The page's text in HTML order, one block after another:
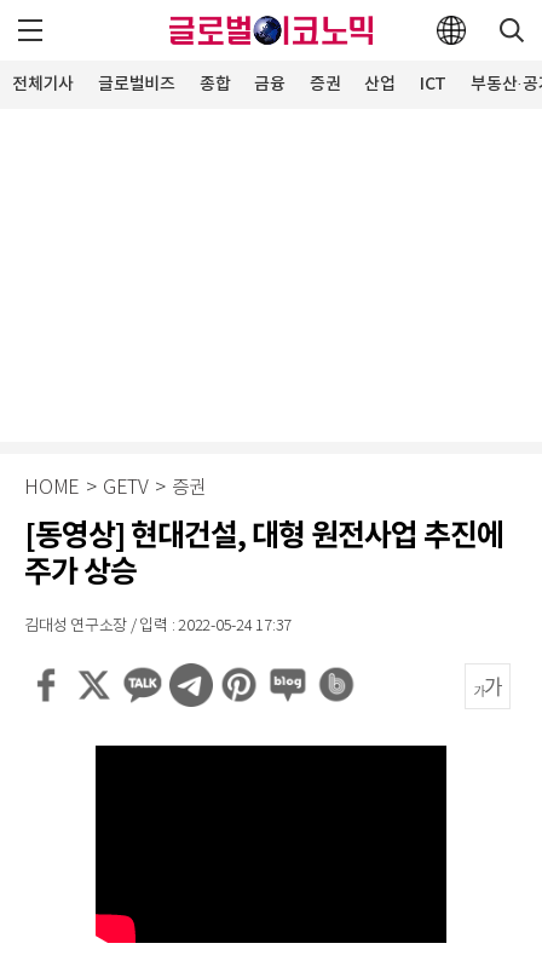
전체기사 글로벌비즈 종합 금융 증권 산업 ICT 부동산·
HOME > GETV > 증권
[동영상] 현대건설, 대형 원전사업 추진에
주가 상승
김대성 연구소장 / 입력 : 2022-05-24 17:37